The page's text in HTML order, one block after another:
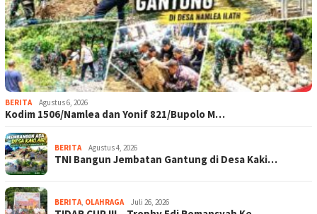
BERITA Agustus 6, 2026
Kodim 1506/Namlea dan Yonif 821/Bupolo M…
BERITA Agustus 4, 2026
TNI Bangun Jembatan Gantung di Desa Kaki…
BERITA, OLAHRAGA Juli 26, 2026